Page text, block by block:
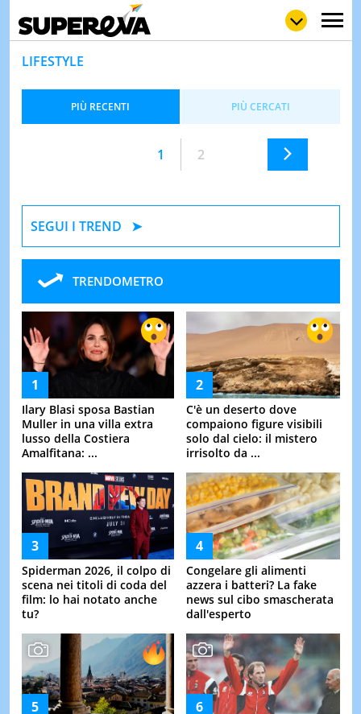
& TV
TEST
&
LE
OGGI
DI
IERI
LIFESTYLE
PIÙ RECENTI PIÙ CERCATI
1 2
SEGUI I TREND
TRENDOMETRO
Ilary Blasi sposa Bastian
Muller in una villa extra
lusso della Costiera
Amalfitana: ...
C'è un deserto dove
compaiono figure visibili
solo dal cielo: il mistero
irrisolto da ...
Spiderman 2026, il colpo di
scena nei titoli di coda del
film: lo hai notato anche
tu?
Congelare gli alimenti
azzera i batteri? La fake
news sul cibo smascherata
dall'esperto